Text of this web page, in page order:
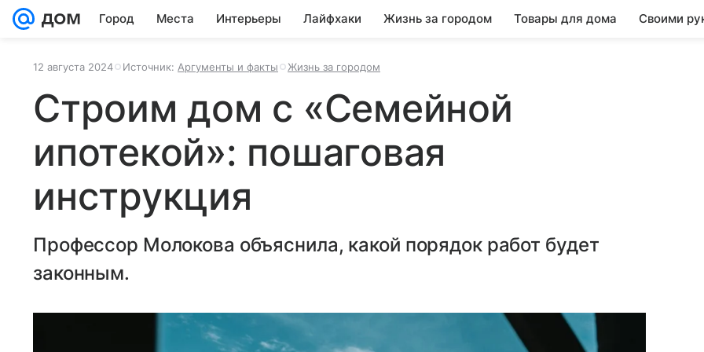
Город Места Интерьеры Лайфхаки Жизнь за городом Товары для дома Своими
12 августа 2024 Источник: Аргументы и факты Жизнь за городом
Строим дом с «Семейной
ипотекой»: пошаговая
инструкция
Профессор Молокова объяснила, какой порядок работ будет
законным.